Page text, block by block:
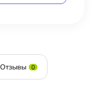
Отзывы 0